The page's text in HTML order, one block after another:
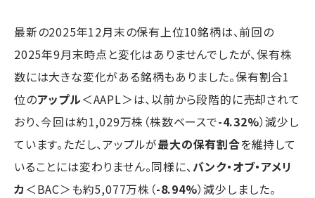
最新の2025年12月末の保有上位10銘柄は、前回の
2025年9月末時点と変化はありませんでしたが、保有株
数には大きな変化がある銘柄もありました。保有割合1
位のアップル＜AAPL＞は、以前から段階的に売却されて
おり、今回は約1,029万株（株数ベースで-4.32%）減少し
ています。ただし、アップルが最大の保有割合を維持して
いることには変わりません。同様に、バンク・オブ・アメリ
カ ＜BAC＞も約5,077万株（-8.94%）減少しました。